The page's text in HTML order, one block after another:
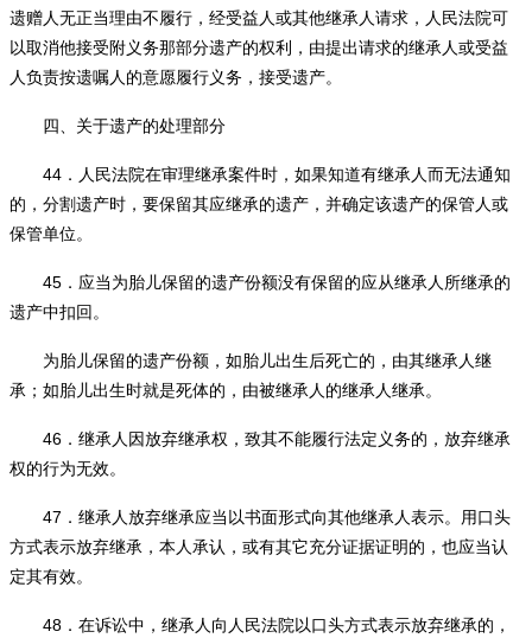
遗赠人无正当理由不履行，经受益人或其他继承人请求，人民法院可
以取消他接受附义务那部分遗产的权利，由提出请求的继承人或受益
人负责按遗嘱人的意愿履行义务，接受遗产。
四、关于遗产的处理部分
44 ．人民法院在审理继承案件时，如果知道有继承人而无法通知
的，分割遗产时，要保留其应继承的遗产，并确定该遗产的保管人或
保管单位。
45 ．应当为胎儿保留的遗产份额没有保留的应从继承人所继承的
遗产中扣回。
为胎儿保留的遗产份额，如胎儿出生后死亡的，由其继承人继
承；如胎儿出生时就是死体的，由被继承人的继承人继承。
46 ．继承人因放弃继承权，致其不能履行法定义务的，放弃继承
权的行为无效。
47 ．继承人放弃继承应当以书面形式向其他继承人表示。用口头
方式表示放弃继承，本人承认，或有其它充分证据证明的，也应当认
定其有效。
48 ．在诉讼中，继承人向人民法院以口头方式表示放弃继承的，